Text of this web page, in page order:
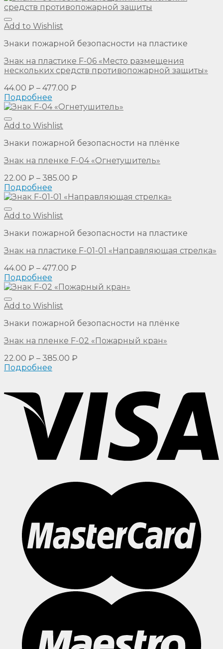
Add to Wishlist
Знаки пожарной безопасности на пластике
Знак на пластике F-06 «Место размещения
нескольких средств противопожарной защиты»
44.00 ₽ – 477.00 ₽
Подробнее
Add to Wishlist
Знаки пожарной безопасности на плёнке
Знак на пленке F-04 «Огнетушитель»
22.00 ₽ – 385.00 ₽
Подробнее
Add to Wishlist
Знаки пожарной безопасности на пластике
Знак на пластике F-01-01 «Направляющая стрелка»
44.00 ₽ – 477.00 ₽
Подробнее
Add to Wishlist
Знаки пожарной безопасности на плёнке
Знак на пленке F-02 «Пожарный кран»
22.00 ₽ – 385.00 ₽
Подробнее